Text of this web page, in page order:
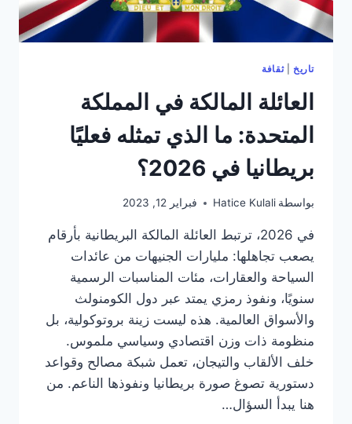
تاريخ |ثقافة
العائلة المالكة في المملكة
المتحدة: ما الذي تمثله فعليًا
بريطانيا في 2026؟
بواسطة Hatice Kulali فبراير 12, 2023
في 2026، ترتبط العائلة المالكة البريطانية بأرقام
يصعب تجاهلها: مليارات الجنيهات من عائدات
السياحة والعقارات، مئات المناسبات الرسمية
سنويًا، ونفوذ رمزي يمتد عبر دول الكومنولث
والأسواق العالمية. هذه ليست زينة بروتوكولية، بل
منظومة ذات وزن اقتصادي وسياسي ملموس.
خلف الألقاب والتيجان، تعمل شبكة مصالح وقواعد
دستورية تصوغ صورة بريطانيا ونفوذها الناعم. من
هنا يبدأ السؤال…